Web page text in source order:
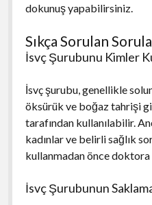
dokunuş yapabilirsiniz.
Sıkça Sorulan
İsvç Şurubunu Kimler
İsvç şurubu, genellikle
öksürük ve boğaz tahrişi
tarafından kullanılabilir.
kadınlar ve belirli sağlık
kullanmadan önce doktora
İsvç Şurubunun